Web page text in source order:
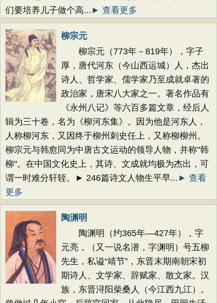
们要培养儿子做个高... ► 查看更多
柳宗元
柳宗元（773年－819年），字子
厚，唐代河东（今山西运城）人，杰出
诗人、哲学家、儒学家乃至成就卓著的
政治家，唐宋八大家之一。著名作品有
《永州八记》等六百多篇文章，经后人
辑为三十卷，名为《柳河东集》。因为他是河东人，
人称柳河东，又因终于柳州刺史任上，又称柳柳州。
柳宗元与韩愈同为中唐古文运动的领导人物，并称"韩
柳"。在中国文化史上，其诗、文成就均极为杰出，可
谓一时难分轩轾。► 246篇诗文人物生平早... ► 查看
更多
陶渊明
陶渊明（约365年—427年），字
元亮，（又一说名潜，字渊明）号五柳
先生，私谥“靖节”，东晋末期南朝宋初
期诗人、文学家、辞赋家、散文家。汉
族，东晋浔阳柴桑人（今江西九江）。